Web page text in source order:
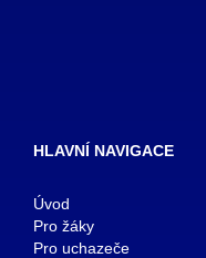
HLAVNÍ NAVIGACE
Úvod
Pro žáky
Pro uchazeče